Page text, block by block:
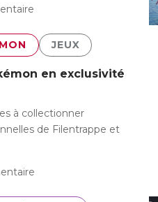
JEUX
en exclusivité
à collectionner
de Filentrappe et